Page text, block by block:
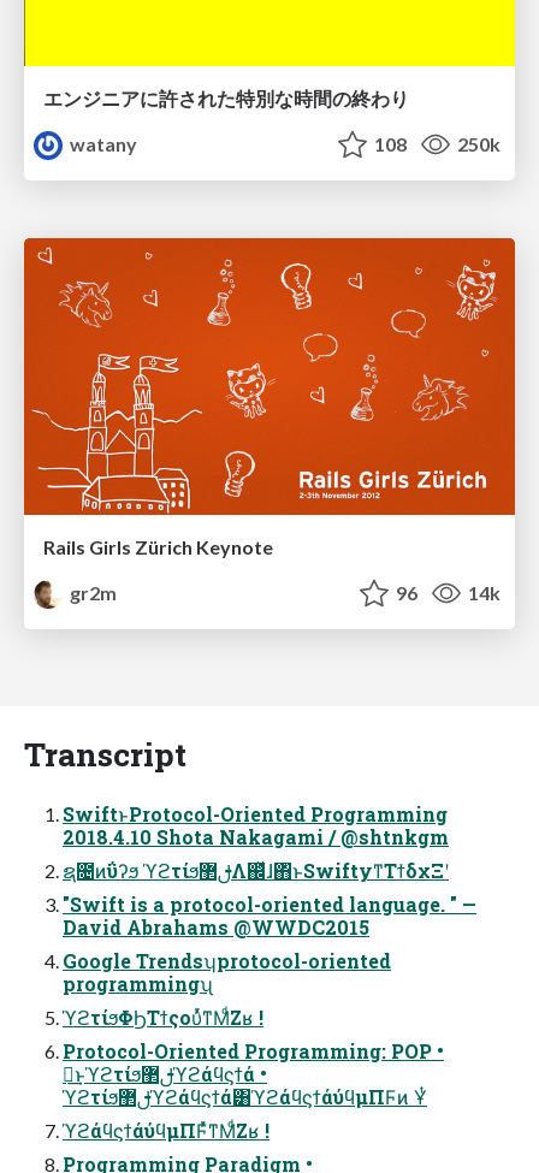
エンジニアに許された特別な時間の終わり
watany
108 250k
Rails Girls Zürich Keynote
gr2m
96 14k
Transcript
SwiftͱProtocol-Oriented Programming
2018.4.10 Shota Nakagami / @shtnkgm
ຊ೔ͷΰʔϧ ϓϩτίϧࢦ޲Λ஌ͬͯɺ΋ͬͱSwiftyͳΤϯδχΞʹ
"Swift is a protocol-oriented language. " —
David Abrahams @WWDC2015
Google Trendsʮprotocol-oriented
programmingʯ
ϓϩτίϧΦϦΤϯςουͬͯͳΜͩΖ͏ʁ !
Protocol-Oriented Programming: POP •
༁͢ͱϓϩτίϧࢦ޲ϓϩάϥϛϯά •
ϓϩτίϧࢦ޲ϓϩάϥϛϯά͸ϓϩάϥϛϯάύϥμΠϜͷ Ұͭ
ϓϩάϥϛϯάύϥμΠϜͬͯͳΜͩΖ͏ʁ !
Programming Paradigm •